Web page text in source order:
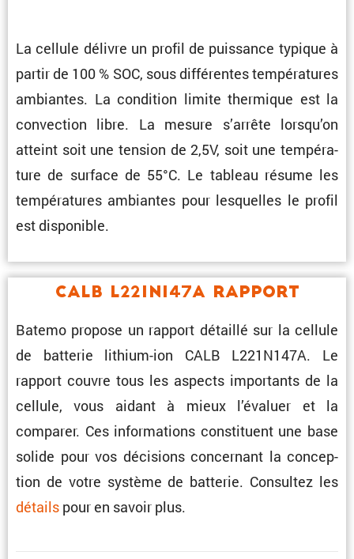
La cellule délivre un profil de puissance typique à
partir de 100 % SOC, sous diffé­rentes tempé­ra­tures
ambiantes. La condi­tion limite thermique est la
convec­tion libre. La mesure s’arrête lorsqu’on
atteint soit une tension de 2,5V, soit une tempé­ra­
ture de surface de 55°C. Le tableau résume les
tempé­ra­tures ambiantes pour lesquelles le profil
est disponible.
CALB L221N147A Rapport
Batemo propose un rapport détaillé sur la cellule
de batterie lithium-ion CALB L221N147A. Le
rapport couvre tous les aspects impor­tants de la
cellule, vous aidant à mieux l’éva­luer et la
comparer. Ces infor­ma­tions consti­tuent une base
solide pour vos décisions concer­nant la concep­
tion de votre système de batterie. Consultez les
détails pour en savoir plus.